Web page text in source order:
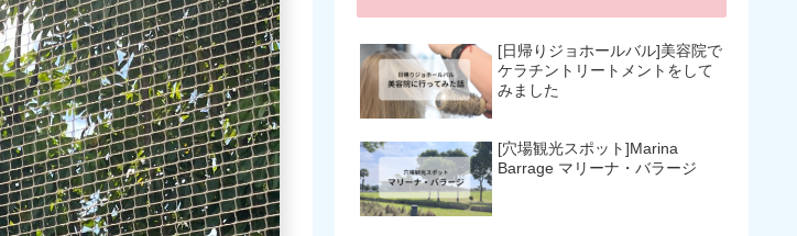
[日帰りジョホールバル]美容院で
ケラチントリートメントをして
みました
[穴場観光スポット]Marina
Barrage マリーナ・バラージ